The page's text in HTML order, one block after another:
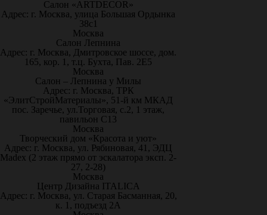
Салон «ARTDECOR»
Адрес: г. Москва, улица Большая Ордынка
38с1
Москва
Салон Лепнина
Адрес: г. Москва, Дмитровское шоссе, дом.
165, кор. 1, т.ц. Бухта, Пав. 2Е5
Москва
Салон – Лепнина у Милы
Адрес: г. Москва, ТРК
«ЭлитСтройМатериалы», 51-й км МКАД
пос. Заречье, ул.Торговая, с.2, 1 этаж,
павильон С13
Москва
Творческий дом «Красота и уют»
Адрес: г. Москва, ул. Рябиновая, 41, ЭДЦ
Madex (2 этаж прямо от эскалатора эксп. 2-
27, 2-28)
Москва
Центр Дизайна ITALICA
Адрес: г. Москва, ул. Старая Басманная, 20,
к. 1, подъезд 2А